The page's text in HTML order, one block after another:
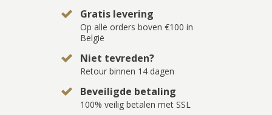
Gratis levering
Op alle orders boven €100 in
België
Niet tevreden?
Retour binnen 14 dagen
Beveiligde betaling
100% veilig betalen met SSL